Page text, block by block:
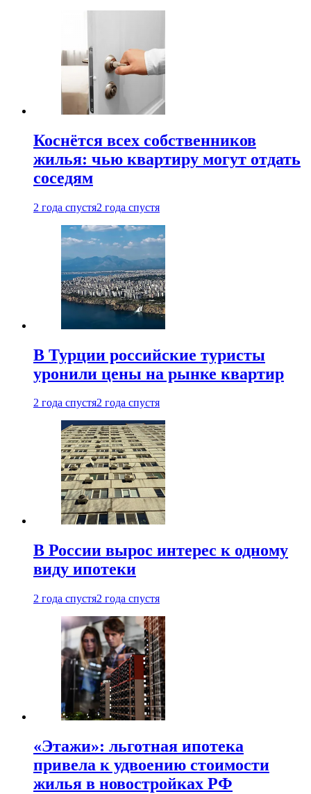
Коснётся всех собственников
жилья: чью квартиру могут отдать
соседям
2 года спустя2 года спустя
В Турции российские туристы
уронили цены на рынке квартир
2 года спустя2 года спустя
В России вырос интерес к одному
виду ипотеки
2 года спустя2 года спустя
«Этажи»: льготная ипотека
привела к удвоению стоимости
жилья в новостройках РФ